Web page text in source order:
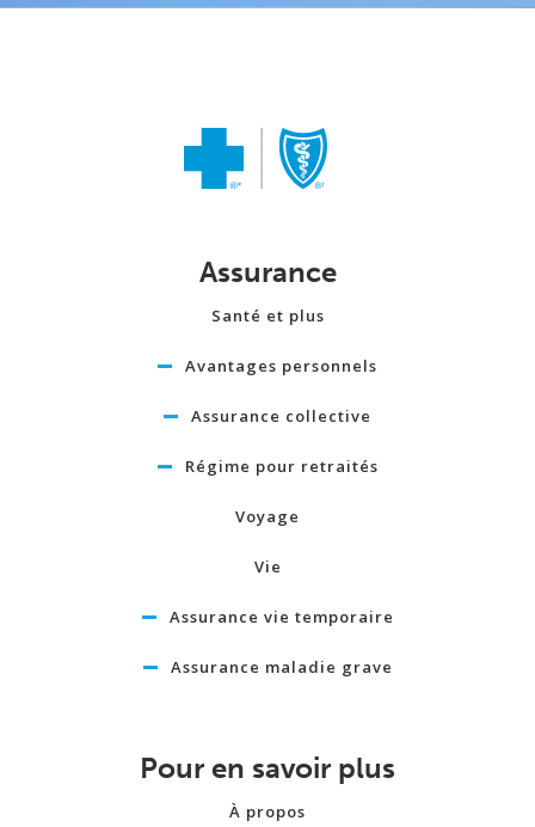
Assurance
Santé et plus
Avantages personnels
Assurance collective
Régime pour retraités
Voyage
Vie
Assurance vie temporaire
Assurance maladie grave
Pour en savoir plus
À propos